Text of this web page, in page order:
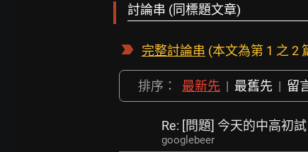
討論串 (同標題文章)
完整討論串 (本文為第 1 之 2
排序： 最新先 | 最舊先 | 留
Re: [問題] 今天的中高初試
googlebeer